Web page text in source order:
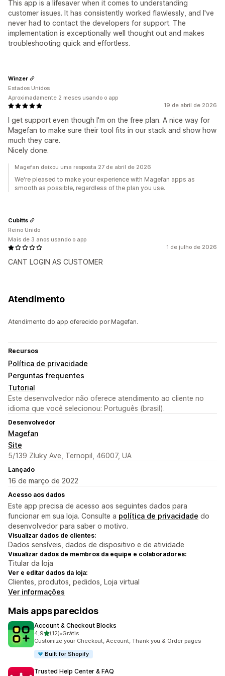
This app is a lifesaver when it comes to understanding
customer issues. It has consistently worked flawlessly, and I've
never had to contact the developers for support. The
implementation is exceptionally well thought out and makes
troubleshooting quick and effortless.
19 de abril de 2026
I get support even though I'm on the free plan. A nice way for
Magefan to make sure their tool fits in our stack and show how
much they care.
Nicely done.
Winzer
Estados Unidos
Aproximadamente 2 meses usando o app
Magefan deixou uma resposta 27 de abril de 2026
We're pleased to make your experience with Magefan apps as
smooth as possible, regardless of the plan you use.
1 de julho de 2026
CANT LOGIN AS CUSTOMER
Cubitts
Reino Unido
Mais de 3 anos usando o app
Atendimento
Atendimento do app oferecido por Magefan.
Recursos
Política de privacidade
Perguntas frequentes
Tutorial
Este desenvolvedor não oferece atendimento ao cliente no
idioma que você selecionou: Português (brasil).
Desenvolvedor
Magefan
Site
5/139 Zluky Ave, Ternopil, 46007, UA
Lançado
16 de março de 2022
Acesso aos dados
Este app precisa de acesso aos seguintes dados para
funcionar em sua loja. Consulte a política de privacidade do
desenvolvedor para saber o motivo.
Visualizar dados de clientes:
Dados sensíveis, dados de dispositivo e de atividade
Visualizar dados de membros da equipe e colaboradores:
Titular da loja
Ver e editar dados da loja:
Clientes, produtos, pedidos, Loja virtual
Ver informações
Mais apps parecidos
Account & Checkout Blocks
4,9de 5 estrelas
(12)
12 avaliações ao todo
•Grátis
Customize your Checkout, Account, Thank you & Order pages
Built for Shopify
Trusted Help Center & FAQ